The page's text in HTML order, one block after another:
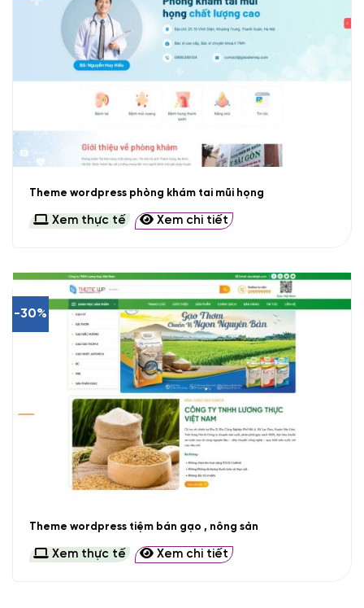
Theme wordpress phòng khám tai mũi họng
Xem thực tế Xem chi tiết
-30%
Theme wordpress tiệm bán gạo , nông sản
Xem thực tế Xem chi tiết